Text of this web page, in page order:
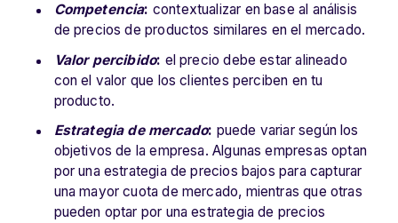
Competencia: contextualizar en base al análisis
de precios de productos similares en el mercado.
Valor percibido: el precio debe estar alineado
con el valor que los clientes perciben en tu
producto.
Estrategia de mercado: puede variar según los
objetivos de la empresa. Algunas empresas optan
por una estrategia de precios bajos para capturar
una mayor cuota de mercado, mientras que otras
pueden optar por una estrategia de precios